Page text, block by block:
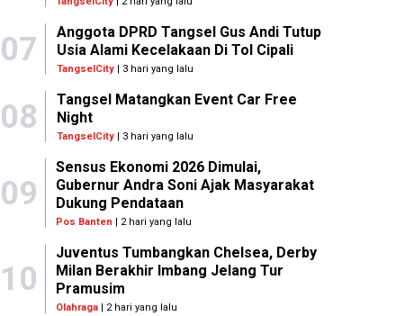
07
Anggota DPRD Tangsel Gus Andi Tutup
Usia Alami Kecelakaan Di Tol Cipali
TangselCity| 3 hari yang lalu
08
Tangsel Matangkan Event Car Free
Night
TangselCity| 3 hari yang lalu
09
Sensus Ekonomi 2026 Dimulai,
Gubernur Andra Soni Ajak Masyarakat
Dukung Pendataan
Pos Banten | 2 hari yang lalu
10
Juventus Tumbangkan Chelsea, Derby
Milan Berakhir Imbang Jelang Tur
Pramusim
Olahraga | 2 hari yang lalu